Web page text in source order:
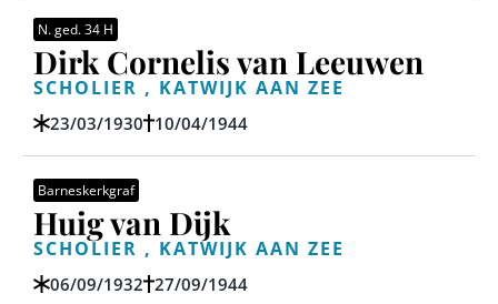
N. ged. 34 H
Dirk Cornelis van Leeuwen
SCHOLIER , KATWIJK AAN ZEE
23/03/1930 10/04/1944
Barneskerkgraf
Huig van Dijk
SCHOLIER , KATWIJK AAN ZEE
06/09/1932 27/09/1944